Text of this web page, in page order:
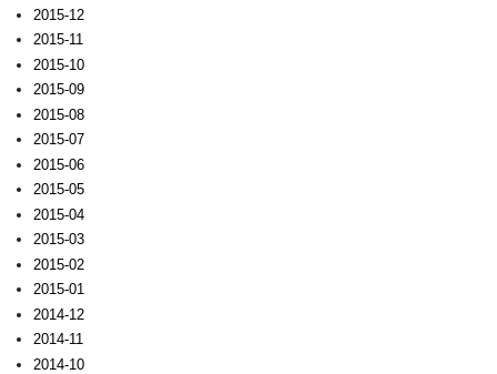
2015-12
2015-11
2015-10
2015-09
2015-08
2015-07
2015-06
2015-05
2015-04
2015-03
2015-02
2015-01
2014-12
2014-11
2014-10